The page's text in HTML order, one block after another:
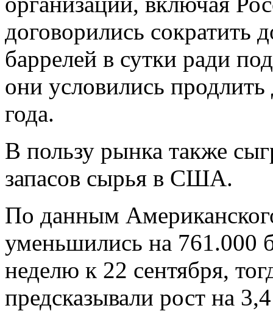
договорились сократить
баррелей в сутки ради
они условились
года.
В пользу рынка также
запасов сырья в США.
По данным
уменьшились на 761.000
неделю к 22 сентября,
предсказывали рост на